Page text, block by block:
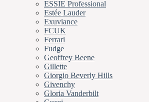
ESSIE Professional
Estée Lauder
Exuviance
FCUK
Ferrari
Fudge
Geoffrey Beene
Gillette
Giorgio Beverly Hills
Givenchy
Gloria Vanderbilt